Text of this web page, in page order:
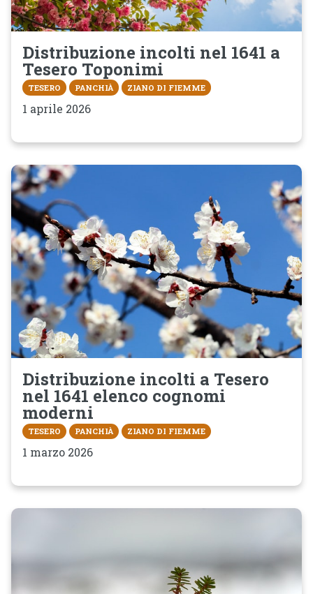
Distribuzione incolti nel 1641 a
Tesero Toponimi
TESERO PANCHIÀ ZIANO DI FIEMME
1 aprile 2026
Distribuzione incolti a Tesero
nel 1641 elenco cognomi
moderni
TESERO PANCHIÀ ZIANO DI FIEMME
1 marzo 2026